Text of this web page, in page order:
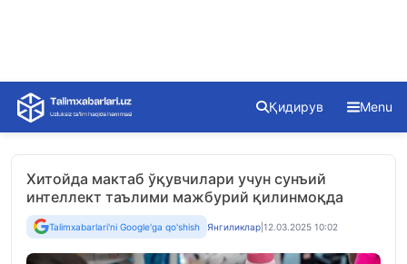
Skip
content
Қидирув Menu
Хитойда мактаб ўқувчилари учун сунъий
интеллект таълими мажбурий қилинмоқда
Talimxabarlari'ni Google'ga qo'shish Янгиликлар 12.03.2025 10:02